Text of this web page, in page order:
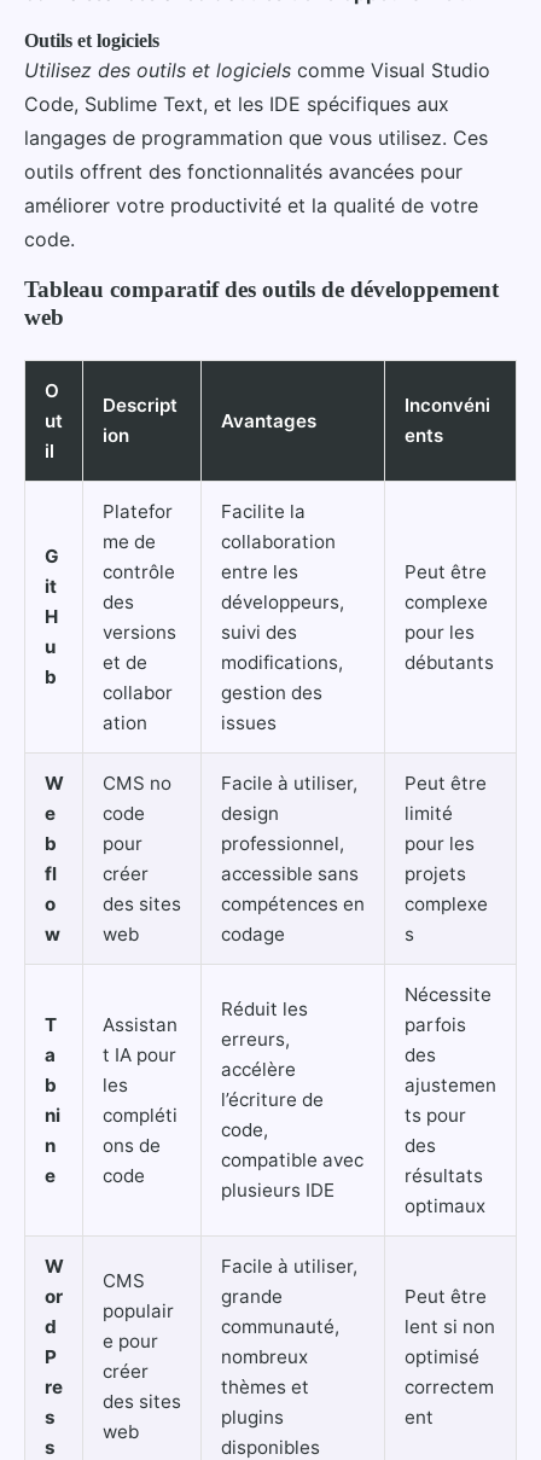
Outils et logiciels
Utilisez des outils et logiciels comme Visual Studio
Code, Sublime Text, et les IDE spécifiques aux
langages de programmation que vous utilisez. Ces
outils offrent des fonctionnalités avancées pour
améliorer votre productivité et la qualité de votre
code.
Tableau comparatif des outils de développement
web
O
ut
il
Descript
ion
Avantages
Inconvéni
ents
G
it
H
u
b
Platefor
me de
contrôle
des
versions
et de
collabor
ation
Facilite la
collaboration
entre les
développeurs,
suivi des
modifications,
gestion des
issues
Peut être
complexe
pour les
débutants
W
e
b
fl
o
w
CMS no
code
pour
créer
des sites
web
Facile à utiliser,
design
professionnel,
accessible sans
compétences en
codage
Peut être
limité
pour les
projets
complexe
s
T
a
b
ni
n
e
Assistan
t IA pour
les
compléti
ons de
code
Réduit les
erreurs,
accélère
l’écriture de
code,
compatible avec
plusieurs IDE
Nécessite
parfois
des
ajustemen
ts pour
des
résultats
optimaux
W
or
d
P
re
s
s
CMS
populair
e pour
créer
des sites
web
Facile à utiliser,
grande
communauté,
nombreux
thèmes et
plugins
disponibles
Peut être
lent si non
optimisé
correctem
ent